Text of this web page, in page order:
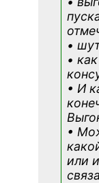
•
•
• И
•
или